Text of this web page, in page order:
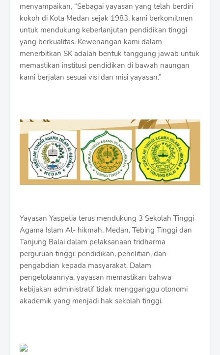
menyampaikan, “Sebagai yayasan yang telah berdiri
kokoh di Kota Medan sejak 1983, kami berkomitmen
untuk mendukung keberlanjutan pendidikan tinggi
yang berkualitas. Kewenangan kami dalam
menerbitkan SK adalah bentuk tanggung jawab untuk
memastikan institusi pendidikan di bawah naungan
kami berjalan sesuai visi dan misi yayasan.”
Yayasan Yaspetia terus mendukung 3 Sekolah Tinggi
Agama Islam Al- hikmah, Medan, Tebing Tinggi dan
Tanjung Balai dalam pelaksanaan tridharma
perguruan tinggi: pendidikan, penelitian, dan
pengabdian kepada masyarakat. Dalam
pengelolaannya, yayasan memastikan bahwa
kebijakan administratif tidak mengganggu otonomi
akademik yang menjadi hak sekolah tinggi.